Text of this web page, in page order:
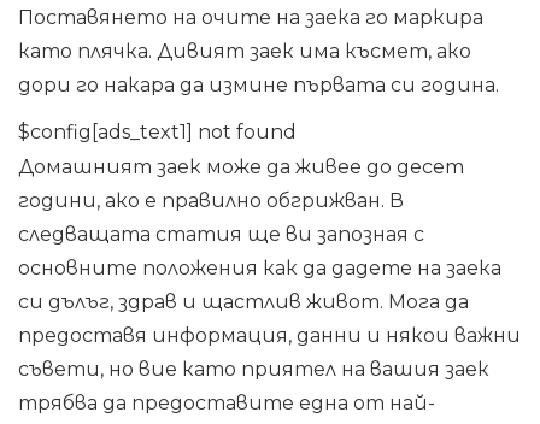
Поставянето на очите на заека го маркира
като плячка. Дивият заек има късмет, ако
дори го накара да измине първата си година.
$config[ads_text1] not found
Домашният заек може да живее до десет
години, ако е правилно обгрижван. В
следващата статия ще ви запозная с
основните положения как да дадете на заека
си дълъг, здрав и щастлив живот. Мога да
предоставя информация, данни и някои важни
съвети, но вие като приятел на вашия заек
трябва да предоставите една от най-